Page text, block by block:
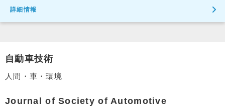
詳細情報
自動車技術
人間・車・環境
Journal of Society of Automotive